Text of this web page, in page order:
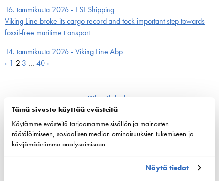
Tämä sivusto käyttää evästeitä
Käytämme evästeitä tarjoamamme sisällön ja mainosten
räätälöimiseen, sosiaalisen median ominaisuuksien tukemiseen ja
kävijämäärämme analysoimiseen
Näytä tiedot
16. tammikuuta 2026 - ESL Shipping
Viking Line broke its cargo record and took important step towards
fossil-free maritime transport
14. tammikuuta 2026 - Viking Line Abp
Artikkelien
‹ 1 2 3 … 40 ›
Kilpailukyky
Kansallinen merenkulku­politiikka
EU:n merenkulku­politiikka
Merenkulun avainluvut